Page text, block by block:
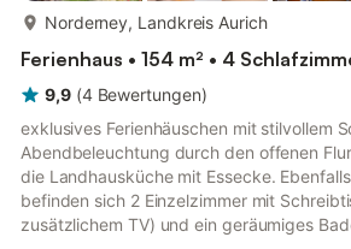
Norderney, Landkreis Aurich
Ferienhaus • 154 m² • 4
9,9 (4 Bewertungen)
exklusives Ferienhäuschen mit stilvollem
Abendbeleuchtung durch den offenen
die Landhausküche mit Essecke.
befinden sich 2 Einzelzimmer mit
zusätzlichem TV) und ein geräumiges